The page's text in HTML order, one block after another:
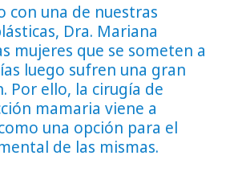
con una de nuestras
Dra. Mariana
mujeres que se someten a
luego sufren una gran
Por ello, la cirugía de
mamaria viene a
una opción para el
de las mismas.